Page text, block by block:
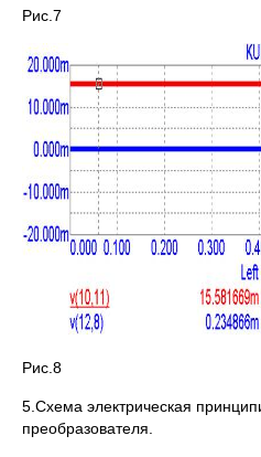
Рис.7
Рис.8
5.Схема электрическая
преобразователя.